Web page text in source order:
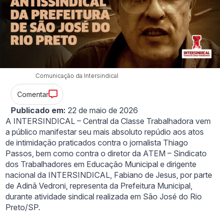
Comunicação da Intersindical
Comentar
Publicado em: 22 de maio de 2026
A INTERSINDICAL – Central da Classe Trabalhadora vem
a público manifestar seu mais absoluto repúdio aos atos
de intimidação praticados contra o jornalista Thiago
Passos, bem como contra o diretor da ATEM – Sindicato
dos Trabalhadores em Educação Municipal e dirigente
nacional da INTERSINDICAL, Fabiano de Jesus, por parte
de Adinã Vedroni, representa da Prefeitura Municipal,
durante atividade sindical realizada em São José do Rio
Preto/SP.